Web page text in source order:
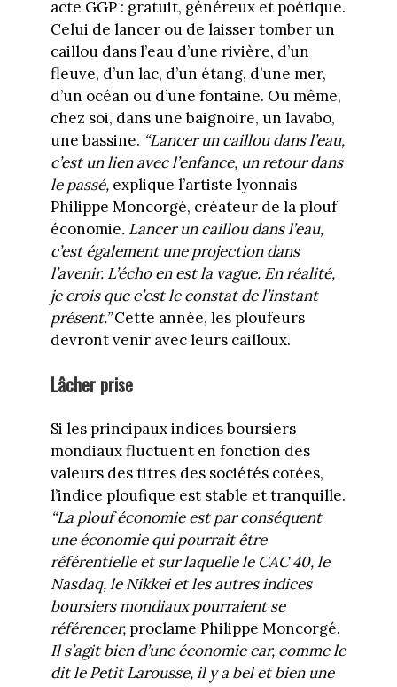
acte GGP : gratuit, généreux et poétique.
Celui de lancer ou de laisser tomber un
caillou dans l’eau d’une rivière, d’un
fleuve, d’un lac, d’un étang, d’une mer,
d’un océan ou d’une fontaine. Ou même,
chez soi, dans une baignoire, un lavabo,
une bassine. “Lancer un caillou dans l’eau,
c’est un lien avec l’enfance, un retour dans
le passé, explique l’artiste lyonnais
Philippe Moncorgé, créateur de la plouf
économie. Lancer un caillou dans l’eau,
c’est également une projection dans
l’avenir. L’écho en est la vague. En réalité,
je crois que c’est le constat de l’instant
présent.”Cette année, les ploufeurs
devront venir avec leurs cailloux.
Lâcher prise
Si les principaux indices boursiers
mondiaux fluctuent en fonction des
valeurs des titres des sociétés cotées,
l’indice ploufique est stable et tranquille.
“La plouf économie est par conséquent
une économie qui pourrait être
référentielle et sur laquelle le CAC 40, le
Nasdaq, le Nikkei et les autres indices
boursiers mondiaux pourraient se
référencer,proclame Philippe Moncorgé.
Il s’agit bien d’une économie car, comme le
dit le Petit Larousse, il y a bel et bien une